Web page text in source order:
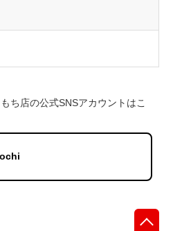
ち店の公式SNSアカウントはこ